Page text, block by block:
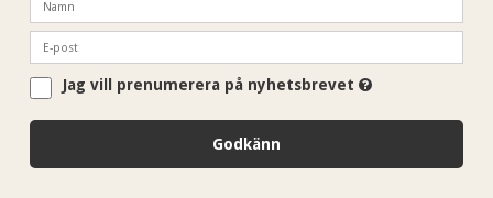
Jag vill prenumerera på nyhetsbrevet
Godkänn